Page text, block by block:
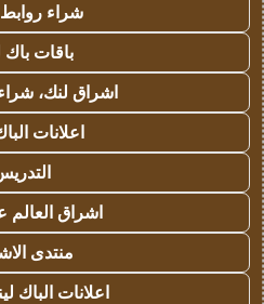
شراء
باقات باك
اشراق لنك،
اعلانات
اشراق العالم
منتدى
اعلانات الباك لينك